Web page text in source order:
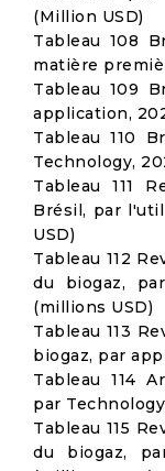
(Million USD)
Tableau 108
matière
Tableau 109
application,
Tableau 110
Technology,
Tableau 111
Brésil, par
USD)
Tableau 112
du biogaz,
(millions USD)
Tableau 113
biogaz, par
Tableau 114
par
Tableau 115
du biogaz,